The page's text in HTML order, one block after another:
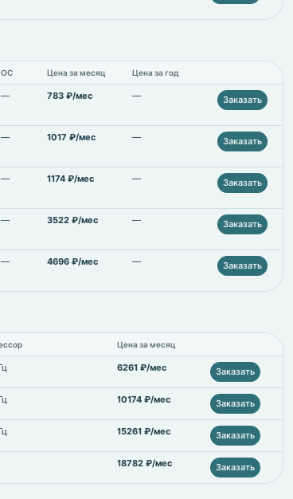
ОС Цена за месяц Цена за год
— 783 ₽/мес — Заказать
— 1017 ₽/мес — Заказать
— 1174 ₽/мес — Заказать
— 3522 ₽/мес — Заказать
— 4696 ₽/мес — Заказать
Цена за месяц
6261 ₽/мес Заказать
10174 ₽/мес Заказать
15261 ₽/мес Заказать
18782 ₽/мес Заказать